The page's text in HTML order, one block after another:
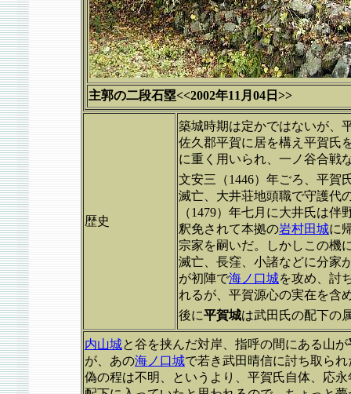
主郭の二段石塁<<2002年11月04日>>
歴史
築城時期は定かではないが、
佐久郡平賀に居を構え平賀氏
に重く用いられ、一ノ谷合戦
文安三（1446）年ごろ、平賀
滅亡、大井荘地頭職で守護代
（1479）年七月に大井氏は
釈免されて本拠の岩村田城に
宗家を嗣いだ。しかしこの機
滅亡、長窪、小諸などに分家
が初陣で海ノ口城を攻め、討
れるが、平賀源心の実在を含
後に平賀城は武田氏の配下の
内山城と谷を挟んだ対岸、指呼の間にある山が
が、あの海ノ口城で若き武田晴信に討ち取ら
偽の程は不明、というより、平賀氏自体、応